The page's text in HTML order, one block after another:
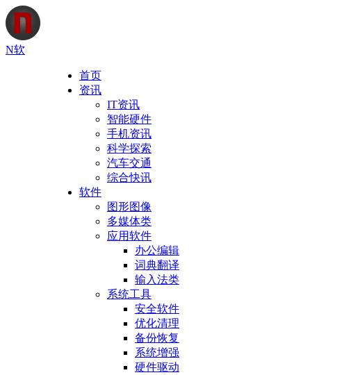
N软
首页
资讯
IT资讯
智能硬件
手机资讯
科学探索
汽车交通
综合快讯
软件
图形图像
多媒体类
应用软件
办公编辑
词典翻译
输入法类
系统工具
安全软件
优化清理
备份恢复
系统增强
硬件驱动